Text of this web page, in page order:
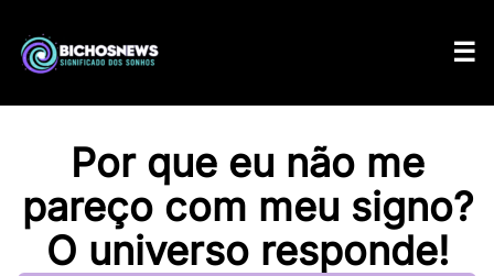
Por que eu não me
pareço com meu signo?
O universo responde!